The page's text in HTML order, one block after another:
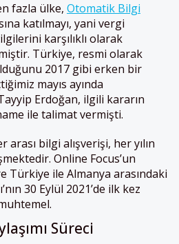
fazla ülke, Otomatik Bilgi
katılmayı, yani vergi
karşılıklı olarak
Türkiye, resmi olarak
2017 gibi erken bir
mayıs ayında
Erdoğan, ilgili kararın
ile talimat vermişti.
arası bilgi alışverişi, her yılın
Online Focus’un
Türkiye ile Almanya arasındaki
30 Eylül 2021’de ilk kez
Süreci